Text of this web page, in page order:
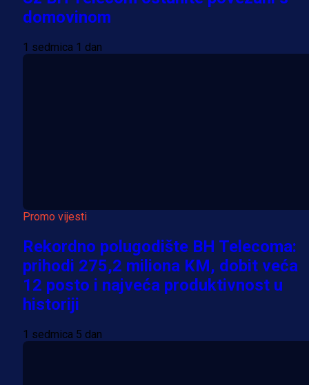
domovinom
1 sedmica 1 dan
Promo vijesti
Rekordno polugodište BH Telecoma:
prihodi 275,2 miliona KM, dobit veća
12 posto i najveća produktivnost u
historiji
1 sedmica 5 dan